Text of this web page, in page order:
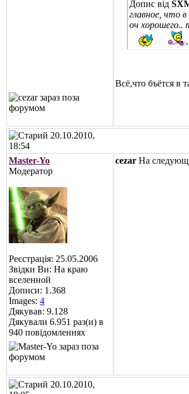
Допис від
главное, что
оч хорошего..
Всё,что бъётся в
20.10.2010,
18:54
Master-Yo
Модератор
Реєстрація: 25.05.2006
Звідки Ви: На краю
вселенной
Дописи: 1.368
Images: 4
Дякував: 9.128
Дякували 6.951 раз(и) в
940 повідомленнях
cezar На
20.10.2010,